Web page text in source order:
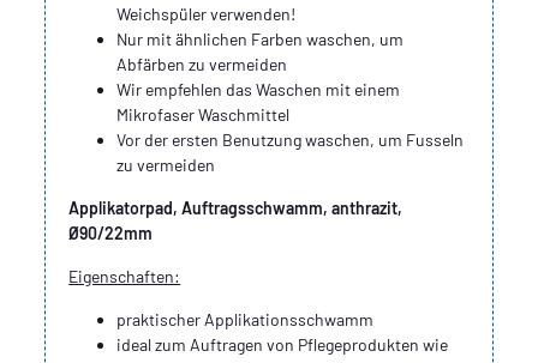
Weichspüler verwenden!
Nur mit ähnlichen Farben waschen, um
Abfärben zu vermeiden
Wir empfehlen das Waschen mit einem
Mikrofaser Waschmittel
Vor der ersten Benutzung waschen, um Fusseln
zu vermeiden
Applikatorpad, Auftragsschwamm, anthrazit,
Ø90/22mm
Eigenschaften:
praktischer Applikationsschwamm
ideal zum Auftragen von Pflegeprodukten wie